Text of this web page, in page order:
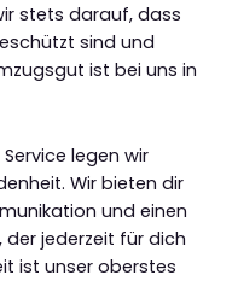
stets darauf, dass
sind und
ist bei uns in
legen wir
Wir bieten dir
und einen
jederzeit für dich
ist unser oberstes